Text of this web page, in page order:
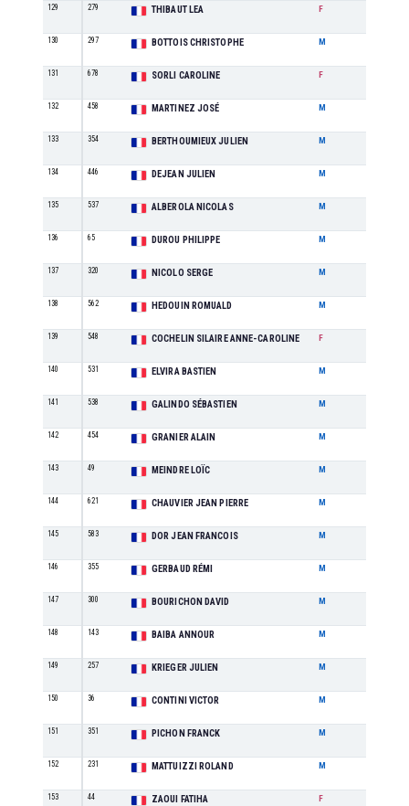
129 279 THIBAUT LEA F
130 297 BOTTOIS CHRISTOPHE M
131 678 SORLI CAROLINE F
132 458 MARTINEZ JOSÉ M
133 354 BERTHOUMIEUX JULIEN M
134 446 DEJEAN JULIEN M
135 537 ALBEROLA NICOLAS M
136 65 DUROU PHILIPPE M
137 320 NICOLO SERGE M
138 562 HEDOUIN ROMUALD M
139 548 COCHELIN SILAIRE ANNE-CAROLINE F
140 531 ELVIRA BASTIEN M
141 538 GALINDO SÉBASTIEN M
142 454 GRANIER ALAIN M
143 49 MEINDRE LOÏC M
144 621 CHAUVIER JEAN PIERRE M
145 583 DOR JEAN FRANCOIS M
146 355 GERBAUD RÉMI M
147 300 BOURICHON DAVID M
148 143 BAIBA ANNOUR M
149 257 KRIEGER JULIEN M
150 36 CONTINI VICTOR M
151 351 PICHON FRANCK M
152 231 MATTUIZZI ROLAND M
153 44 ZAOUI FATIHA F